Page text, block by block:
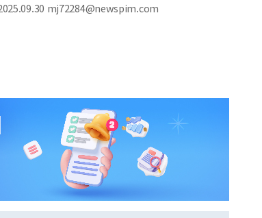
]2025.09.30 mj72284@newspim.com